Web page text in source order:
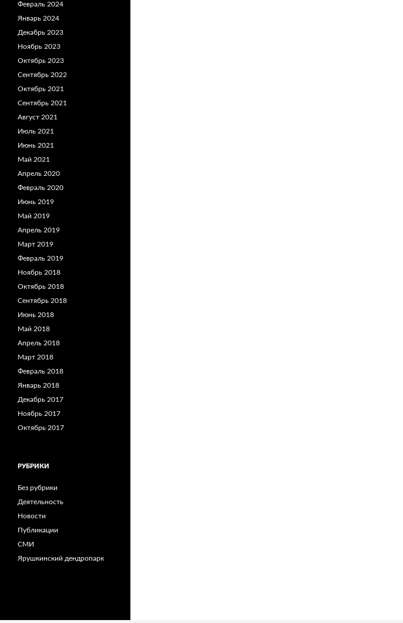
Февраль 2024
Январь 2024
Декабрь 2023
Ноябрь 2023
Октябрь 2023
Сентябрь 2022
Октябрь 2021
Сентябрь 2021
Август 2021
Июль 2021
Июнь 2021
Май 2021
Апрель 2020
Февраль 2020
Июнь 2019
Май 2019
Апрель 2019
Март 2019
Февраль 2019
Ноябрь 2018
Октябрь 2018
Сентябрь 2018
Июнь 2018
Май 2018
Апрель 2018
Март 2018
Февраль 2018
Январь 2018
Декабрь 2017
Ноябрь 2017
Октябрь 2017
РУБРИКИ
Без рубрики
Деятельность
Новости
Публикации
СМИ
Ярушкинский дендропарк